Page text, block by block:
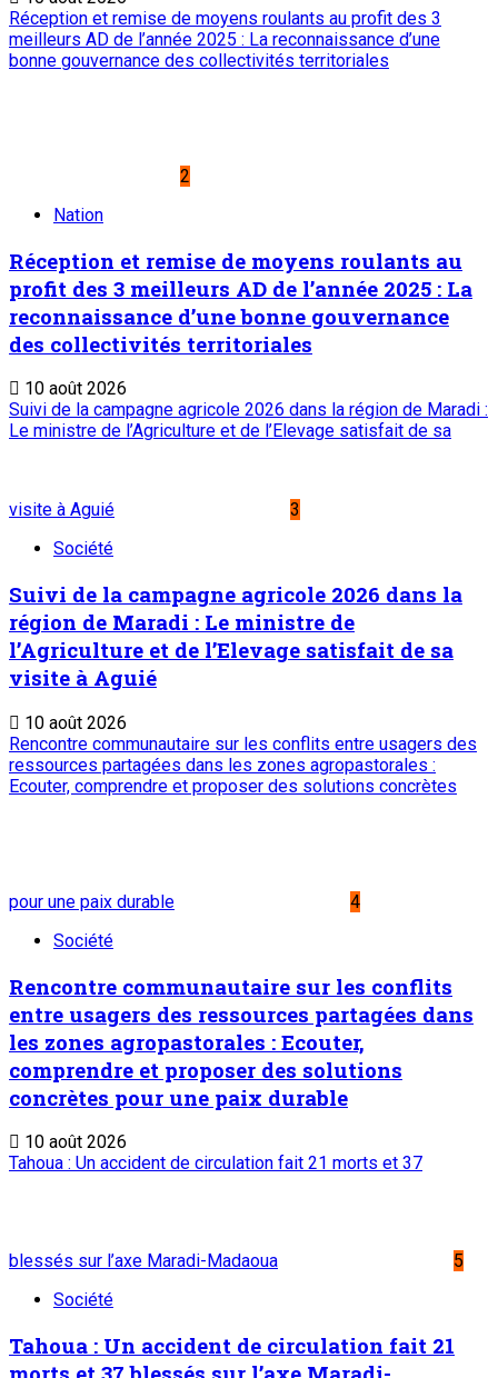
Réception et remise de moyens roulants au profit des 3
meilleurs AD de l’année 2025 : La reconnaissance d’une
bonne gouvernance des collectivités territoriales
2
Nation
Réception et remise de moyens roulants au
profit des 3 meilleurs AD de l’année 2025 : La
reconnaissance d’une bonne gouvernance
des collectivités territoriales
10 août 2026
Suivi de la campagne agricole 2026 dans la région de Maradi :
Le ministre de l’Agriculture et de l’Elevage satisfait de sa
visite à Aguié
3
Société
Suivi de la campagne agricole 2026 dans la
région de Maradi : Le ministre de
l’Agriculture et de l’Elevage satisfait de sa
visite à Aguié
10 août 2026
Rencontre communautaire sur les conflits entre usagers des
ressources partagées dans les zones agropastorales :
Ecouter, comprendre et proposer des solutions concrètes
pour une paix durable
4
Société
Rencontre communautaire sur les conflits
entre usagers des ressources partagées dans
les zones agropastorales : Ecouter,
comprendre et proposer des solutions
concrètes pour une paix durable
10 août 2026
Tahoua : Un accident de circulation fait 21 morts et 37
blessés sur l’axe Maradi-Madaoua
5
Société
Tahoua : Un accident de circulation fait 21